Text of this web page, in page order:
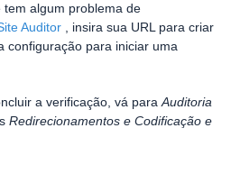
tem algum problema de
Auditor , insira sua URL para criar
configuração para iniciar uma
a verificação, vá paraAuditoria
Redirecionamentos e Codificação e